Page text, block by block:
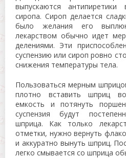
выпускаются
сиропа. Сироп делается
было желания его
лекарством обычно идет
делениями. Эти
суспензию или сироп ровно
снижения температуры тела.
Пользоваться мерным
плотно вставить шприц
емкость и потянуть
суспензия будут
шприца. Как только
отметки, нужно вернуть
и аккуратно вынуть шприц.
легко смывается со шприца